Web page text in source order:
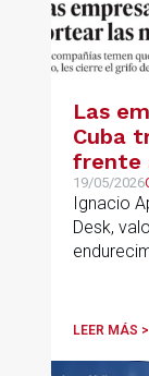
Las
Cuba
frente
19/05/2026
Ignacio
Desk,
LEER MÁS